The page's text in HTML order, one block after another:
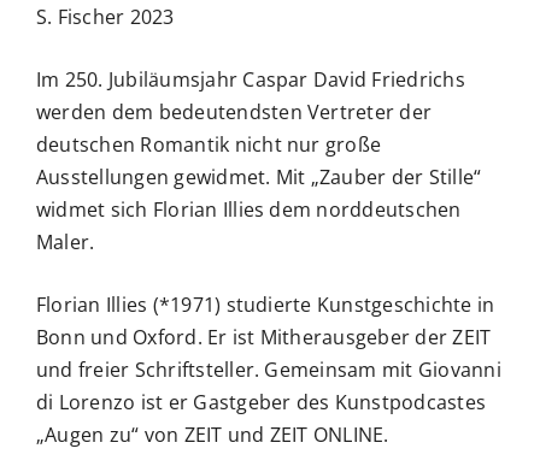
VOẞ-PREIS
SERVICE
S. Fischer 2023
Im 250. Jubiläumsjahr Caspar David Friedrichs
werden dem bedeutendsten Vertreter der
deutschen Romantik nicht nur große
Ausstellungen gewidmet. Mit „Zauber der Stille“
widmet sich Florian Illies dem norddeutschen
Maler.
Florian Illies (*1971) studierte Kunstgeschichte in
Bonn und Oxford. Er ist Mitherausgeber der ZEIT
und freier Schriftsteller. Gemeinsam mit Giovanni
di Lorenzo ist er Gastgeber des Kunstpodcastes
„Augen zu“ von ZEIT und ZEIT ONLINE.